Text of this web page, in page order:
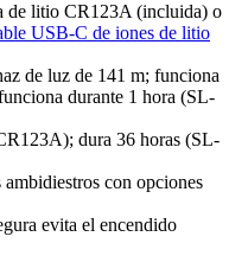
de litio CR123A (incluida) o
USB-C de iones de litio
de luz de 141 m; funciona
durante 1 hora (SL-
dura 36 horas (SL-
ambidiestros con opciones
evita el encendido